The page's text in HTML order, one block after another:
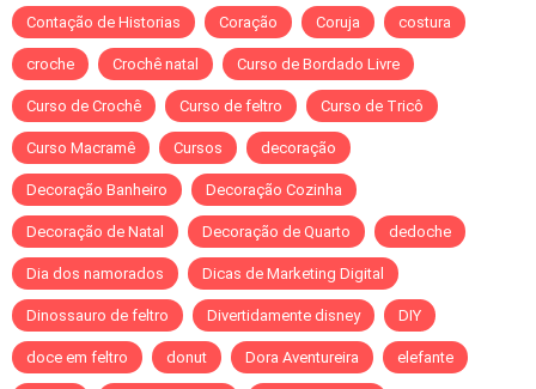
Contação de Historias Coração Coruja costura
croche Crochê natal Curso de Bordado Livre
Curso de Crochê Curso de feltro Curso de Tricô
Curso Macramê Cursos decoração
Decoração Banheiro Decoração Cozinha
Decoração de Natal Decoração de Quarto dedoche
Dia dos namorados Dicas de Marketing Digital
Dinossauro de feltro Divertidamente disney DIY
doce em feltro donut Dora Aventureira elefante